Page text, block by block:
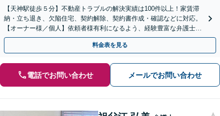
【天神駅徒歩５分】不動産トラブルの解決実績は100件以上！家賃滞
納・立ち退き、欠陥住宅、契約解除、契約書作成・確認などに対応。
【オーナー様／個人】依頼者様有利になるよう、経験豊富な弁護士が
交渉いたします。まずは電話相談からお越しください
料金表を見る
電話でお問い合わせ メールでお問い合わせ